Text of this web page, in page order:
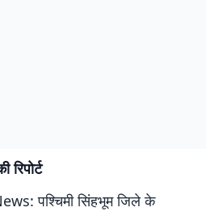
रिपोर्ट
पश्चिमी सिंहभूम जिले के